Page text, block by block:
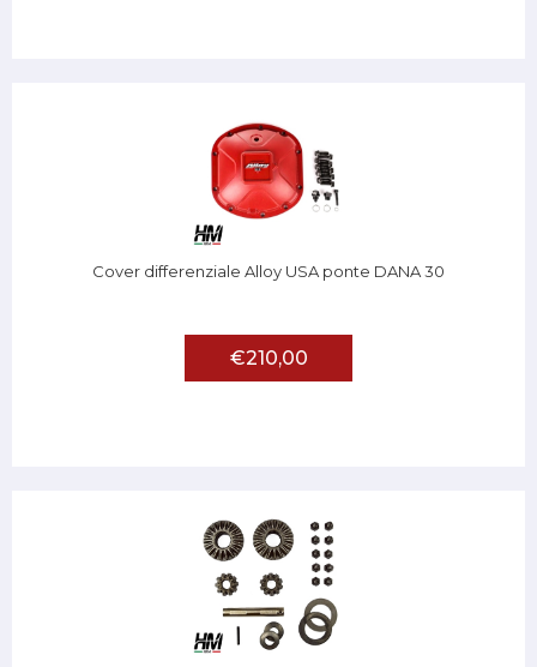
Cover differenziale Alloy USA ponte DANA 30
€210,00